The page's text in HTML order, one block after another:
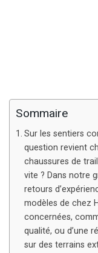
Sommaire
Sur les sentiers
question revient
chaussures de
vite ? Dans notre
retours
modèles de chez
concernées,
qualité, ou d’une
sur des terrains